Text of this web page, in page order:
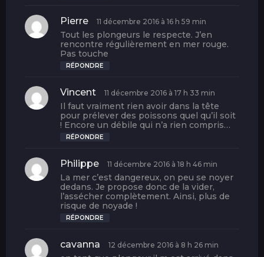
Pierre
i
t
:
11 décembre 2016 à 16 h 59 min
Tout les plongeurs le respecte. J’en
rencontre régulièrement en mer rouge.
Pas touche
RÉPONDRE
Vincent
i
t
:
11 décembre 2016 à 17 h 33 min
Il faut vraiment rien avoir dans la tête
pour prélever des poissons quel qu’il soit
! Encore un débile qui n’a rien compris…
RÉPONDRE
Philippe
i
t
11 décembre 2016 à 18 h 46 min
La mer c’est dangereux, on peu se noyer
dedans. Je propose donc de la vider,
l’assécher complètement. Ainsi, plus de
risque de noyade !
RÉPONDRE
cavanna 12 décembre 2016 à 8 h 26 min